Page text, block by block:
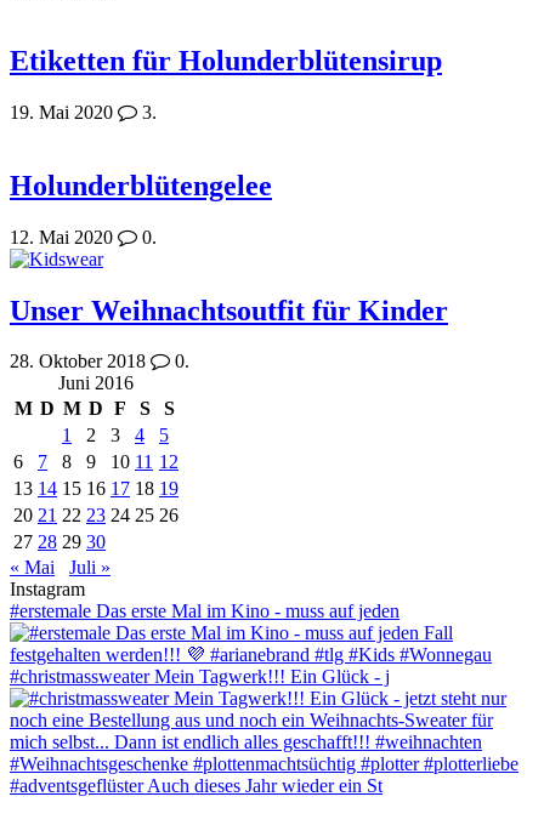
Etiketten für Holunderblütensirup
19. Mai 2020 3.
Holunderblütengelee
12. Mai 2020 0.
Unser Weihnachtsoutfit für Kinder
28. Oktober 2018
0.
Juni 2016
M D M D F S
S
1
2 3 4
5
6
7 8 9 10 11 12
13 14 15 16 17 18 19
20 21 22 23 24 25 26
27 28 29 30
« Mai
Juli »
Instagram
#erstemale Das erste Mal im Kino - muss auf jeden
#christmassweater Mein Tagwerk!!! Ein Glück - j
#adventsgeflüster Auch dieses Jahr wieder ein St